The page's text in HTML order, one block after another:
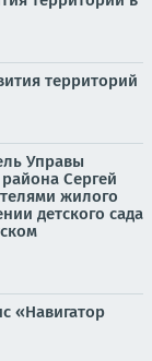
территорий
Управы
Сергей
жилого
детского сада
«Навигатор